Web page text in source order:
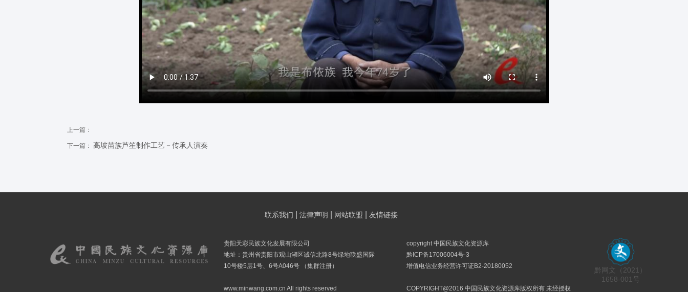
上一篇：
下一篇： 高坡苗族芦笙制作工艺－传承人演奏
联系我们 法律声明 网站联盟 友情链接
贵阳天彩民族文化发展有限公司
地址：贵州省贵阳市观山湖区诚信北路8号绿地联盛国际
10号楼5层1号、6号A046号 （集群注册）
www.minwang.com.cn All rights reserved
copyright 中国民族文化资源库
黔ICP备17006004号-3
增值电信业务经营许可证B2-20180052
COPYRIGHT@2016 中国民族文化资源库版权所有 未经授权
黔网文（2021）
1658-001号